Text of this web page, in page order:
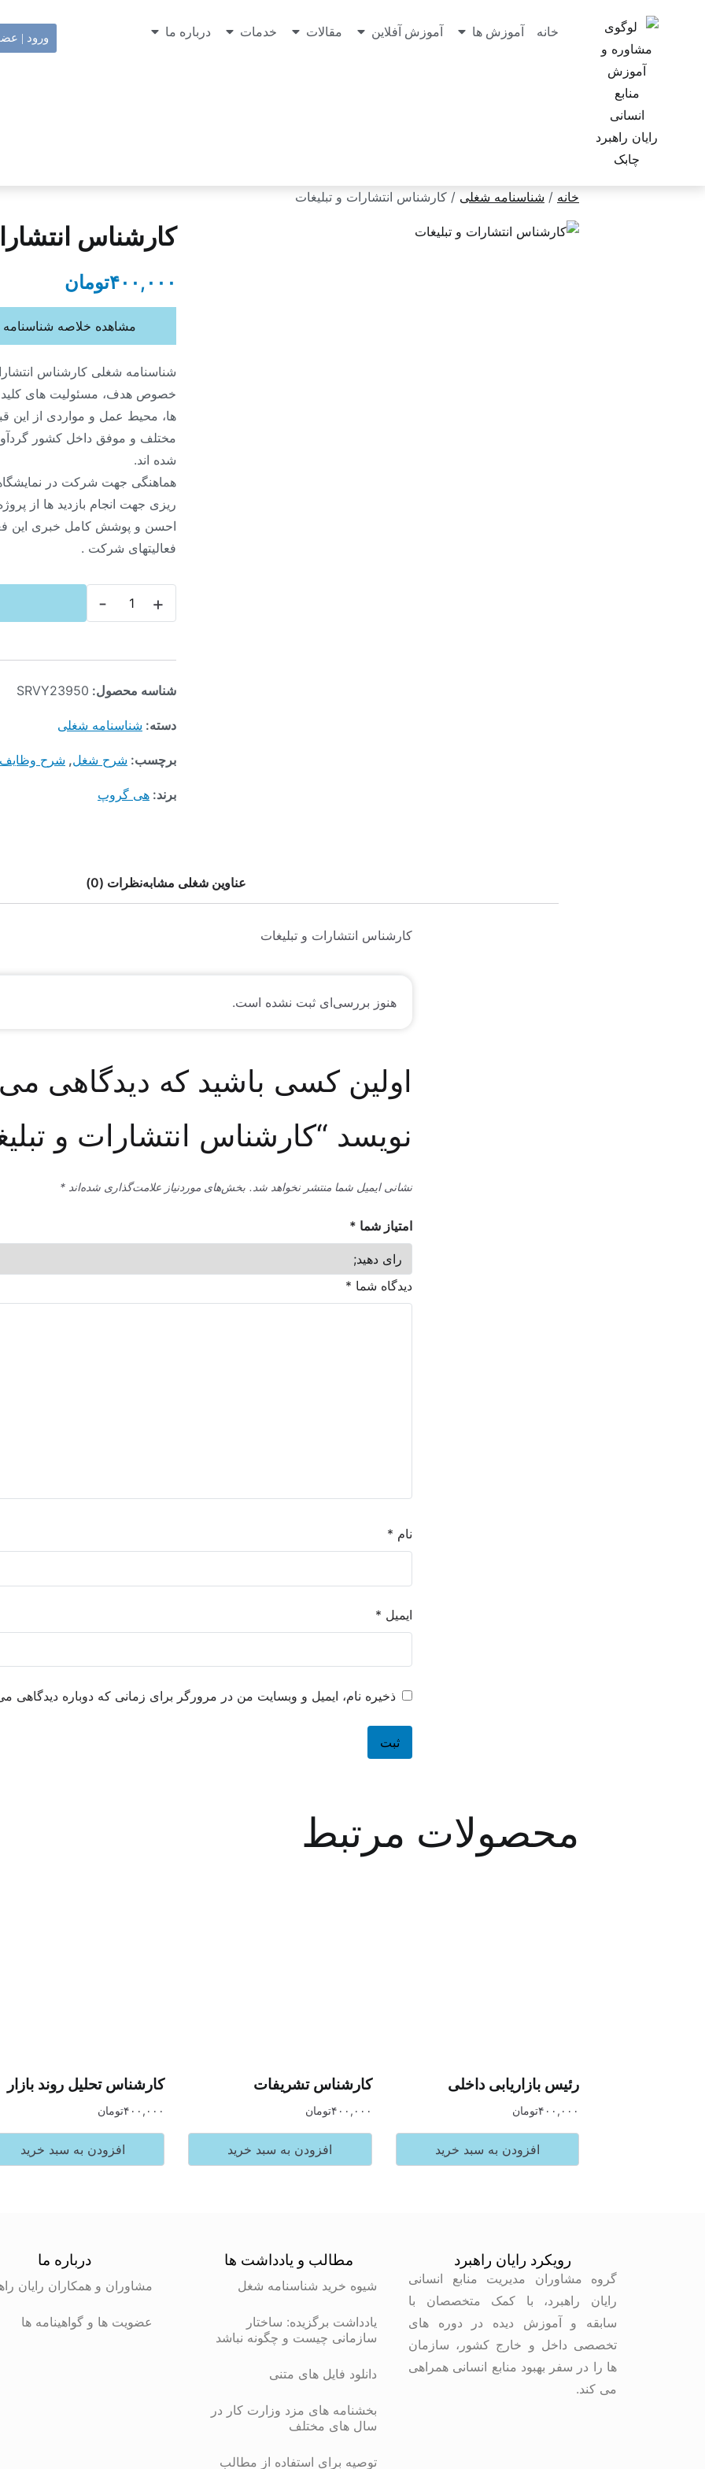
خانه آموزش ها آموزش آفلاین مقالات خدمات درباره ما ورود |
خانه / شناسنامه شغلی / کارشناس انتشارات و تبلیغات
کارشناس
۴۰۰,۰۰۰تومان
شناسنامه شغلی کارشناس
خصوص هدف، مسئولیت های
ها، محیط عمل و مواردی از این
مختلف و موفق داخل کشور
شده اند.
هماهنگی جهت شرکت در
ریزی جهت انجام بازدید ها از
احسن و پوشش کامل خبری این
فعالیتهای شرکت .
مشاهده خلاصه
- +
شناسه محصول: SRVY23950
دسته: شناسنامه شغلی
برچسب: شرح شغل, شرح وظایف
برند: هی گروپ
عناوین شغلی مشابهنظرات (0)
کارشناس انتشارات و تبلیغات
هنوز بررسی‌ای ثبت نشده است.
اولین کسی باشید که دیدگاهی
نویسد “کارشناس انتشارات و
نشانی ایمیل شما منتشر نخواهد شد. بخش‌های موردنیاز علامت‌گذاری شده‌اند *
امتیاز شما *
دیدگاه شما *
نام *
ایمیل *
ذخیره نام، ایمیل و وبسایت من در مرورگر برای زمانی که دوباره دیدگاهی
محصولات مرتبط
رئیس بازاریابی داخلی
۴۰۰,۰۰۰تومان
افزودن به سبد خرید
کارشناس تشریفات
۴۰۰,۰۰۰تومان
افزودن به سبد خرید
کارشناس تحلیل روند بازار
۴۰۰,۰۰۰تومان
افزودن به سبد خرید
رویکرد رایان راهبرد
گروه مشاوران مدیریت منابع انسانی
رایان راهبرد، با کمک متخصصان با
سابقه و آموزش دیده در دوره های
تخصصی داخل و خارج کشور، سازمان
ها را در سفر بهبود منابع انسانی همراهی
می کند.
مطالب و یادداشت ها
شیوه خرید شناسنامه شغل
یادداشت برگزیده: ساختار
سازمانی چیست و چگونه نباشد
دانلود فایل های متنی
بخشنامه های مزد وزارت کار در
سال های مختلف
توصیه برای استفاده از مطالب
درباره ما
مشاوران و همکاران رایان
عضویت ها و گواهینامه ها